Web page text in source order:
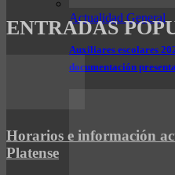
Actualidad General
Auxiliares escolares
documentación
ENTRADAS
Horarios e información
Platense